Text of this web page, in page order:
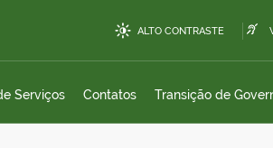
ALTO CONTRASTE
Serviços Contatos Transição de